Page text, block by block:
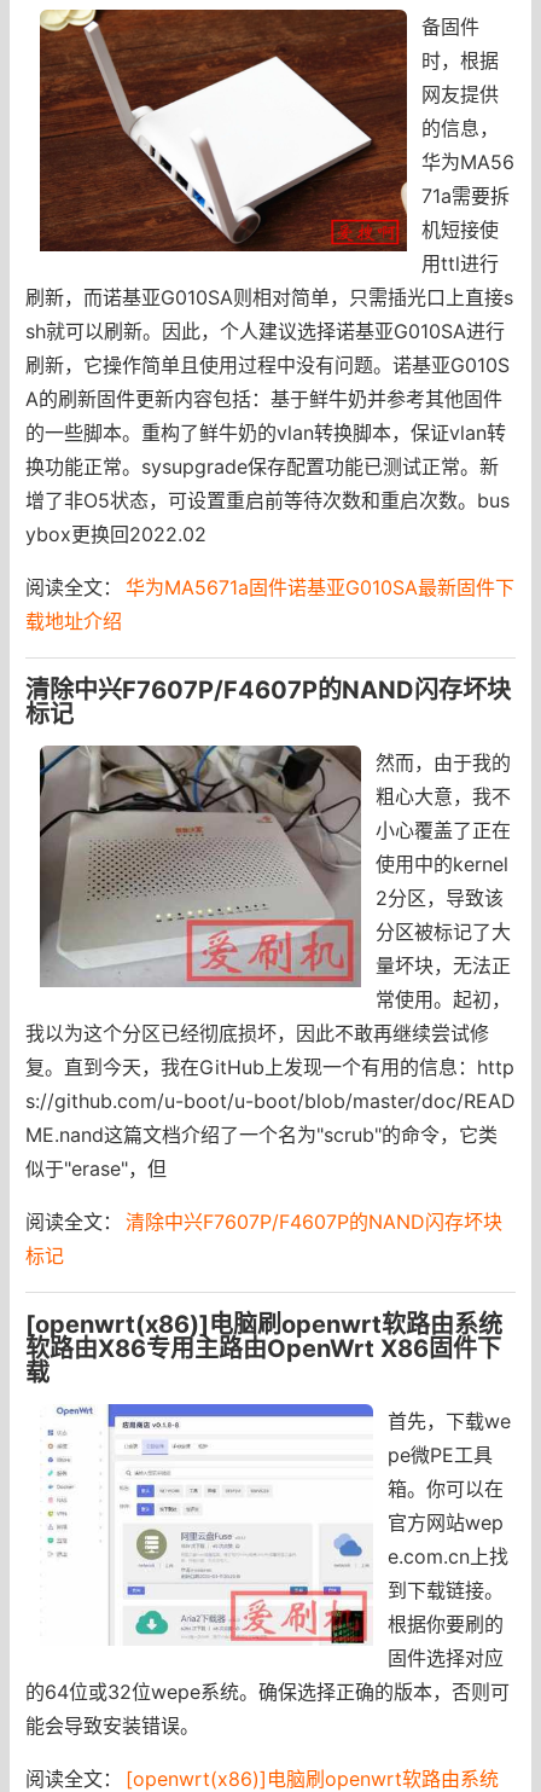
备固件
时，根据
网友提供
的信息，
华为MA56
71a需要拆
机短接使
用ttl进行
刷新，而诺基亚G010SA则相对简单，只需插光口上直接s
sh就可以刷新。因此，个人建议选择诺基亚G010SA进行
刷新，它操作简单且使用过程中没有问题。诺基亚G010S
A的刷新固件更新内容包括：基于鲜牛奶并参考其他固件
的一些脚本。重构了鲜牛奶的vlan转换脚本，保证vlan转
换功能正常。sysupgrade保存配置功能已测试正常。新
增了非O5状态，可设置重启前等待次数和重启次数。bus
ybox更换回2022.02
阅读全文：
华为MA5671a固件诺基亚G010SA最新固件下
载地址介绍
清除中兴F7607P/F4607P的NAND闪存坏块
标记
然而，由于我的
粗心大意，我不
小心覆盖了正在
使用中的kernel
2分区，导致该
分区被标记了大
量坏块，无法正
常使用。起初，
我以为这个分区已经彻底损坏，因此不敢再继续尝试修
复。直到今天，我在GitHub上发现一个有用的信息：http
s://github.com/u-boot/u-boot/blob/master/doc/READ
ME.nand这篇文档介绍了一个名为"scrub"的命令，它类
似于"erase"，但
阅读全文：
清除中兴F7607P/F4607P的NAND闪存坏块
标记
[openwrt(x86)]电脑刷openwrt软路由系统
软路由X86专用主路由OpenWrt X86固件下
载
首先，下载we
pe微PE工具
箱。你可以在
官方网站wep
e.com.cn上找
到下载链接。
根据你要刷的
固件选择对应
的64位或32位wepe系统。确保选择正确的版本，否则可
能会导致安装错误。
阅读全文：
[openwrt(x86)]电脑刷openwrt软路由系统